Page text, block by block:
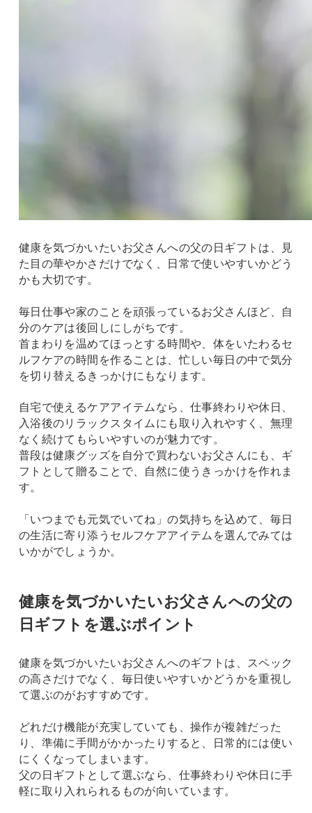
健康を気づかいたいお父さんへの父の日ギフトは、見
た目の華やかさだけでなく、日常で使いやすいかどう
かも大切です。
毎日仕事や家のことを頑張っているお父さんほど、自
分のケアは後回しにしがちです。
首まわりを温めてほっとする時間や、体をいたわるセ
ルフケアの時間を作ることは、忙しい毎日の中で気分
を切り替えるきっかけにもなります。
自宅で使えるケアアイテムなら、仕事終わりや休日、
入浴後のリラックスタイムにも取り入れやすく、無理
なく続けてもらいやすいのが魅力です。
普段は健康グッズを自分で買わないお父さんにも、ギ
フトとして贈ることで、自然に使うきっかけを作れま
す。
「いつまでも元気でいてね」の気持ちを込めて、毎日
の生活に寄り添うセルフケアアイテムを選んでみては
いかがでしょうか。
健康を気づかいたいお父さんへの父の
日ギフトを選ぶポイント
健康を気づかいたいお父さんへのギフトは、スペック
の高さだけでなく、毎日使いやすいかどうかを重視し
て選ぶのがおすすめです。
どれだけ機能が充実していても、操作が複雑だった
り、準備に手間がかかったりすると、日常的には使い
にくくなってしまいます。
父の日ギフトとして選ぶなら、仕事終わりや休日に手
軽に取り入れられるものが向いています。